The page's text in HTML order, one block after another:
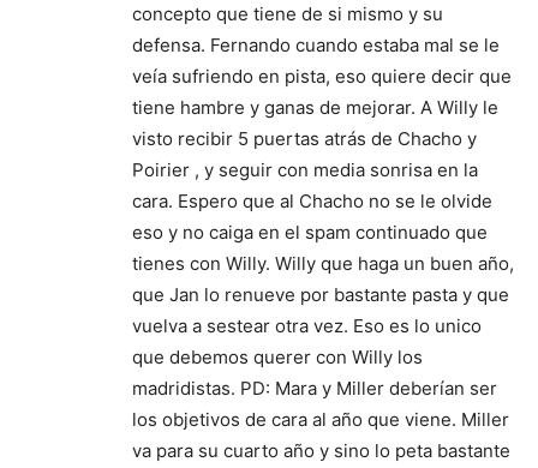
concepto que tiene de si mismo y su
defensa. Fernando cuando estaba mal se le
veía sufriendo en pista, eso quiere decir que
tiene hambre y ganas de mejorar. A Willy le
visto recibir 5 puertas atrás de Chacho y
Poirier , y seguir con media sonrisa en la
cara. Espero que al Chacho no se le olvide
eso y no caiga en el spam continuado que
tienes con Willy. Willy que haga un buen año,
que Jan lo renueve por bastante pasta y que
vuelva a sestear otra vez. Eso es lo unico
que debemos querer con Willy los
madridistas. PD: Mara y Miller deberían ser
los objetivos de cara al año que viene. Miller
va para su cuarto año y sino lo peta bastante